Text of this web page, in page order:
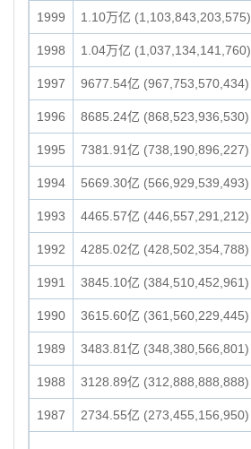
1999 1.10万亿 (1,103,843,203,575)
1998 1.04万亿 (1,037,134,141,760)
1997 9677.54亿 (967,753,570,434)
1996 8685.24亿 (868,523,936,530)
1995 7381.91亿 (738,190,896,227)
1994 5669.30亿 (566,929,539,493)
1993 4465.57亿 (446,557,291,212)
1992 4285.02亿 (428,502,354,788)
1991 3845.10亿 (384,510,452,961)
1990 3615.60亿 (361,560,229,445)
1989 3483.81亿 (348,380,566,801)
1988 3128.89亿 (312,888,888,888)
1987 2734.55亿 (273,455,156,950)